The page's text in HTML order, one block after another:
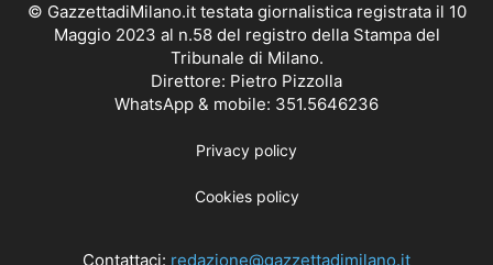
© GazzettadiMilano.it testata giornalistica registrata il 10
Maggio 2023 al n.58 del registro della Stampa del
Tribunale di Milano.
Direttore: Pietro Pizzolla
WhatsApp & mobile: 351.5646236
Privacy policy
Cookies policy
Contattaci: redazione@gazzettadimilano.it